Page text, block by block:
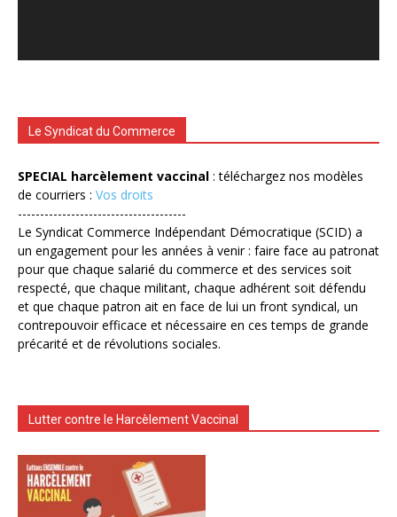
Le Syndicat du Commerce
SPECIAL harcèlement vaccinal : téléchargez nos modèles
de courriers : Vos droits
--------------------------------------
Le Syndicat Commerce Indépendant Démocratique (SCID) a
un engagement pour les années à venir : faire face au patronat
pour que chaque salarié du commerce et des services soit
respecté, que chaque militant, chaque adhérent soit défendu
et que chaque patron ait en face de lui un front syndical, un
contrepouvoir efficace et nécessaire en ces temps de grande
précarité et de révolutions sociales.
Lutter contre le Harcèlement Vaccinal